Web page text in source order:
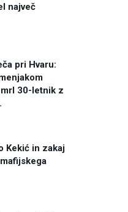
največ
pri Hvaru:
30-letnik z
Kekić in zakaj